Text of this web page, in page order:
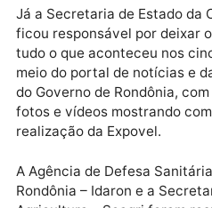
No Pavilhão do Empreendedor
negócios na comercialização
Econômico – Sedec, em
Brasileiro de Apoio às